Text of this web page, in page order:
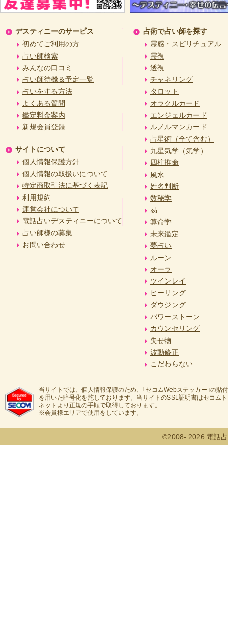
デスティニーのサービス
初めてご利用の方
占い師検索
みんなの口コミ
占い師待機＆予定一覧
占いをする方法
よくある質問
鑑定料金案内
新規会員登録
サイトについて
個人情報保護方針
個人情報の取扱いについて
特定商取引法に基づく表記
利用規約
運営会社について
電話占いデスティニーについて
占い師様の募集
お問い合わせ
占術で占い師を探す
霊感・スピリチュアル
霊視
透視
チャネリング
タロット
オラクルカード
エンジェルカード
ルノルマンカード
占星術（全て含む）
九星気学（気学）
四柱推命
風水
姓名判断
数秘学
易
算命学
未来鑑定
夢占い
ルーン
オーラ
ツインレイ
ヒーリング
ダウジング
パワーストーン
カウンセリング
失せ物
波動修正
こだわらない
当サイトでは、個人情報保護のため、｢セコムWebステッカー｣の貼
を用いた暗号化を施しております。当サイトのSSL証明書はセコム
ネットより正規の手順で取得しております。
※会員様エリアで使用をしています。
©2008- 2026 電話